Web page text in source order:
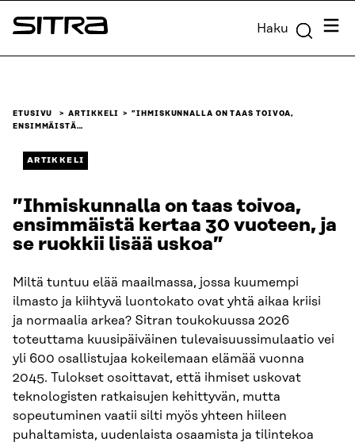
Siirry
suoraan
Sitra Haku
ETUSIVU ARTIKKELI
”IHMISKUNNALLA ON TAAS TOIVOA,
ENSIMMÄISTÄ…
ARTIKKELI
”Ihmiskunnalla on taas toivoa,
ensimmäistä kertaa 30 vuoteen, ja
se ruokkii lisää uskoa”
Miltä tuntuu elää maailmassa, jossa kuumempi
ilmasto ja kiihtyvä luontokato ovat yhtä aikaa kriisi
ja normaalia arkea? Sitran toukokuussa 2026
toteuttama kuusipäiväinen tulevaisuussimulaatio vei
yli 600 osallistujaa kokeilemaan elämää vuonna
2045. Tulokset osoittavat, että ihmiset uskovat
teknologisten ratkaisujen kehittyvän, mutta
sopeutuminen vaatii silti myös yhteen hiileen
puhaltamista, uudenlaista osaamista ja tilintekoa